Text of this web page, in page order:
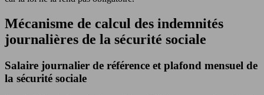
Mécanisme de calcul des indemnités
journalières de la sécurité sociale
Salaire journalier de référence et plafond mensuel de
la sécurité sociale